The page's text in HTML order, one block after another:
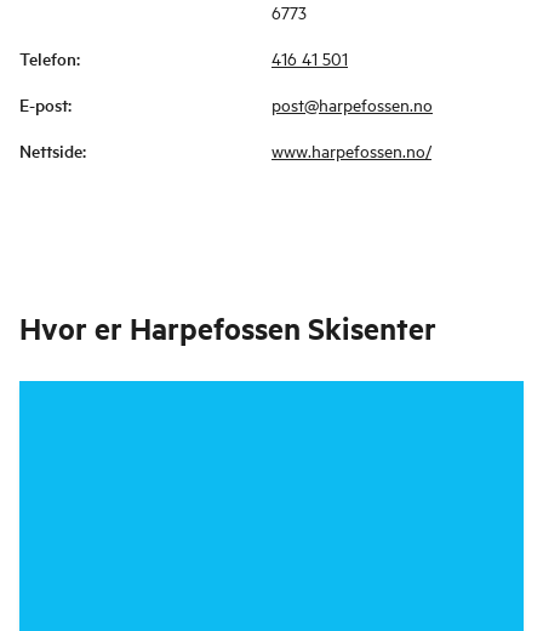
6773
Telefon: 416 41 501
E-post: post@harpefossen.no
Nettside: www.harpefossen.no/
Hvor er Harpefossen Skisenter